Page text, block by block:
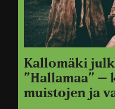
Kallomäki
”Hallamaa” –
muistojen ja